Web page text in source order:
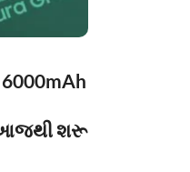
આજથી શરૂ